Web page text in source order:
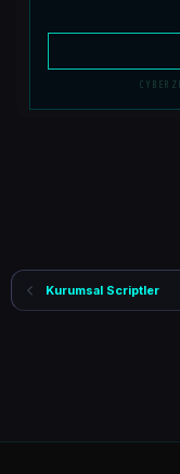
Kurumsal Scriptler